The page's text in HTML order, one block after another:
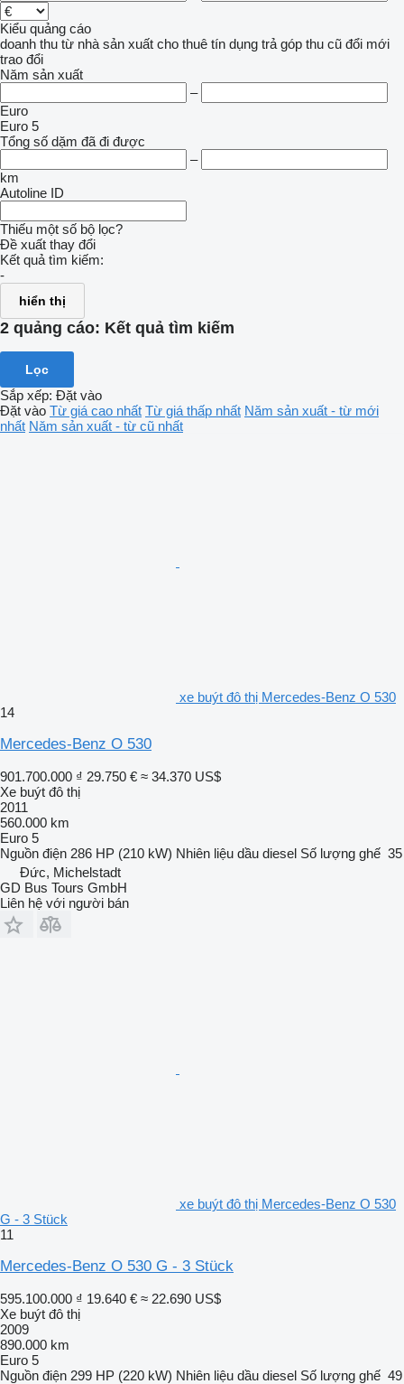
Kiểu quảng cáo
doanh thu từ nhà sản xuất cho thuê tín dụng trả góp thu cũ đổi mới
trao đổi
Năm sản xuất
–
Euro
Euro 5
Tổng số dặm đã đi được
–
km
Autoline ID
Thiếu một số bộ lọc?
Đề xuất thay đổi
Kết quả tìm kiếm:
-
hiển thị
2 quảng cáo: Kết quả tìm kiếm
Lọc
Sắp xếp: Đặt vào
Đặt vào Từ giá cao nhất Từ giá thấp nhất Năm sản xuất - từ mới
nhất Năm sản xuất - từ cũ nhất
xe buýt đô thị Mercedes-Benz O 530
14
Mercedes-Benz O 530
901.700.000 ₫ 29.750 € ≈ 34.370 US$
Xe buýt đô thị
2011
560.000 km
Euro 5
Nguồn điện 286 HP (210 kW) Nhiên liệu dầu diesel Số lượng ghế 35
Đức, Michelstadt
GD Bus Tours GmbH
Liên hệ với người bán
xe buýt đô thị Mercedes-Benz O 530
G - 3 Stück
11
Mercedes-Benz O 530 G - 3 Stück
595.100.000 ₫ 19.640 € ≈ 22.690 US$
Xe buýt đô thị
2009
890.000 km
Euro 5
Nguồn điện 299 HP (220 kW) Nhiên liệu dầu diesel Số lượng ghế 49